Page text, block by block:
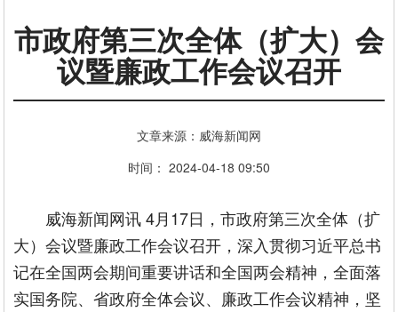
市政府第三次全体（扩大）会
议暨廉政工作会议召开
文章来源：威海新闻网
时间： 2024-04-18 09:50
威海新闻网讯 4月17日，市政府第三次全体（扩
大）会议暨廉政工作会议召开，深入贯彻习近平总书
记在全国两会期间重要讲话和全国两会精神，全面落
实国务院、省政府全体会议、廉政工作会议精神，坚